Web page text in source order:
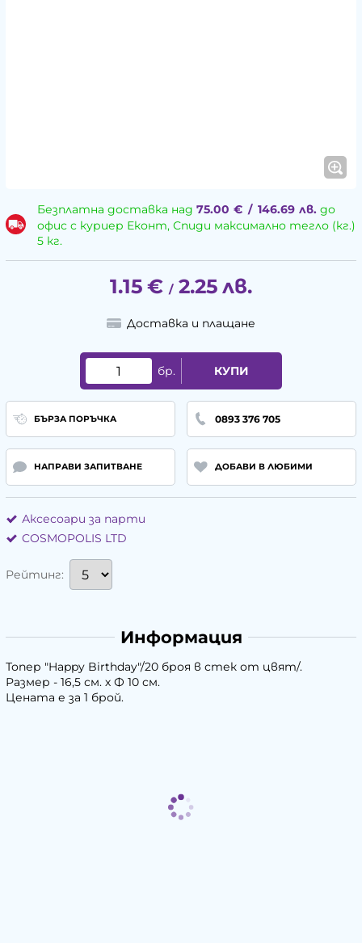
Безплатна доставка над 75.00 € / 146.69 лв.до
офис с куриер Еконт, Спиди максимално тегло (кг.)
5 кг.
1.15 € / 2.25 лв.
Доставка и плащане
бр. КУПИ
БЪРЗА ПОРЪЧКА 0893 376 705
НАПРАВИ ЗАПИТВАНЕ ДОБАВИ В ЛЮБИМИ
Аксесоари за парти
COSMOPOLIS LTD
Рейтинг:
Информация
Топер "Happy Birthday"/20 броя в стек от цвят/.
Размер - 16,5 см. х Ф 10 см.
Цената е за 1 брой.